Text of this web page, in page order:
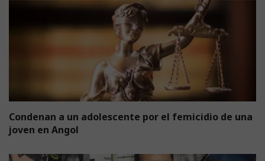
Condenan a un adolescente por el femicidio de una
joven en Angol